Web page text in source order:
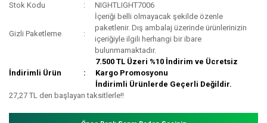
Stok Kodu
NIGHTLIGHT7006
Gizli Paketleme
İçeriği belli olmayacak şekilde özenle
paketlenir. Dış ambalaj üzerinde ürünlerinizin
içeriğiyle ilgili herhangi bir ibare
bulunmamaktadır.
İndirimli Ürün
7.500 TL Üzeri %10 İndirim ve Ücretsiz
Kargo Promosyonu
İndirimli Ürünlerde Geçerli Değildir.
27,27 TL den başlayan taksitlerle!!